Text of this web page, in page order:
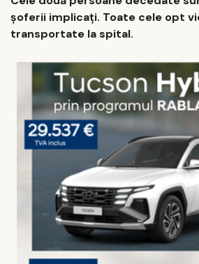
şoferii implicaţi. Toate cele opt
transportate la spital.